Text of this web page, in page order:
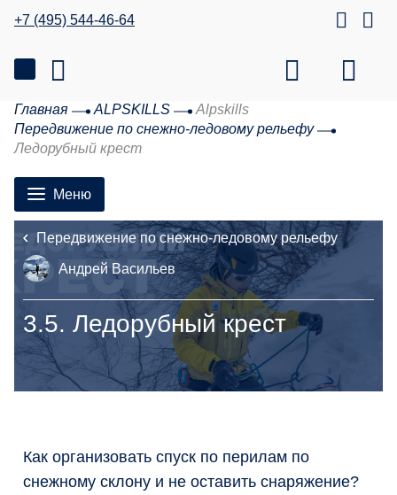
+7 (495) 544-46-64
Главная ALPSKILLS
Alpskills
Передвижение по снежно-ледовому рельефу
Ледорубный крест
Меню
Передвижение по снежно-ледовому рельефу
Андрей Васильев
3.5. Ледорубный крест
Как организовать спуск по перилам по
снежному склону и не оставить снаряжение?